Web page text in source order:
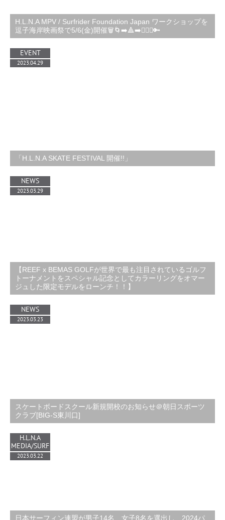
H.L.N.A MPV / Surfrider Foundation Japan ワークショップを
逗子海岸映画祭で5/6(金)開催🗑️🌀➡️🔺➡️🏄🏻‍♂️🔑
「H.L.N.A SKATE FESTIVAL 開催!!」
EVENT
2023.04.29
【REEF x BEMAS GOLFが世界で最も注目されているゴルフ
トーナメントをスペシャル記念としてカラーリングをオマー
ジュした限定モデルをローンチ！！】
NEWS
2023.03.29
スケートボードスクール新規開校のお知らせ＠朝日スポーツ
クラブ[BIG-S東川口]
NEWS
2023.03.23
日本サーフィン連盟が男子14名、女子8名を選出し、2024パ
H.L.N.A
MEDIA/SURF
2023.03.22